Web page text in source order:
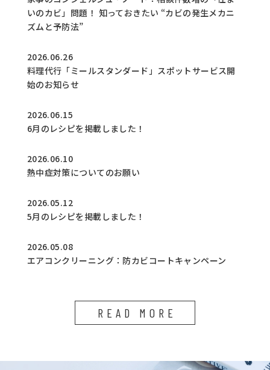
いのカビ」問題！ 知っておきたい “カビの発生メカニ
ズムと予防法”
2026.06.26
料理代行「ミールスタンダード」スポットサービス開
始のお知らせ
2026.06.15
6月のレシピを掲載しました！
2026.06.10
熱中症対策についてのお願い
2026.05.12
5月のレシピを掲載しました！
2026.05.08
エアコンクリーニング：防カビコートキャンペーン
READ MORE